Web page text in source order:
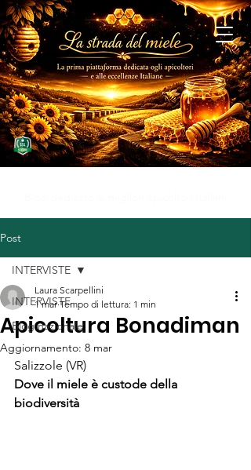
Post
INTERVISTE
Blog nazionale
INTERVISTE
Apicoltura Bonadiman
Laura Scarpellini
1 mar Tempo di lettura: 1 min
Aggiornamento: 8 mar
Salizzole (VR)
Dove il miele è custode della
biodiversità